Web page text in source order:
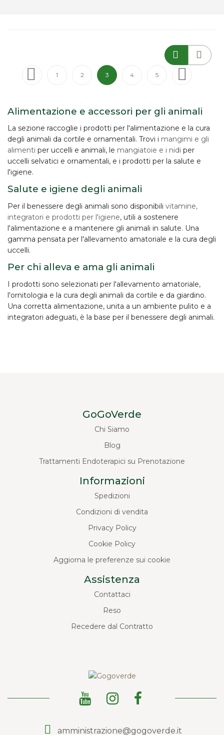
Pagina
Pagina
PrecedentePagina
1 Pagina
2 Attualmente stai leggendo la pagina
3 Pagina
4 Pagina
5
Alimentazione e accessori per gli animali
La sezione raccoglie i prodotti per l'alimentazione e la cura
degli animali da cortile e ornamentali. Trovi i mangimi e gli
alimenti per uccelli e animali, le mangiatoie e i nidi per
uccelli selvatici e ornamentali, e i prodotti per la salute e
l'igiene.
Salute e igiene degli animali
Per il benessere degli animali sono disponibili vitamine,
integratori e prodotti per l'igiene, utili a sostenere
l'alimentazione e a mantenere gli animali in salute. Una
gamma pensata per l'allevamento amatoriale e la cura degli
uccelli.
Per chi alleva e ama gli animali
I prodotti sono selezionati per l'allevamento amatoriale,
l'ornitologia e la cura degli animali da cortile e da giardino.
Una corretta alimentazione, unita a un ambiente pulito e a
integratori adeguati, è la base per il benessere degli animali.
GoGoVerde
Chi Siamo
Blog
Trattamenti Endoterapici su Prenotazione
Informazioni
Spedizioni
Condizioni di vendita
Privacy Policy
Cookie Policy
Aggiorna le preferenze sui cookie
Assistenza
Contattaci
Reso
Recedere dal Contratto
amministrazione@gogoverde.it